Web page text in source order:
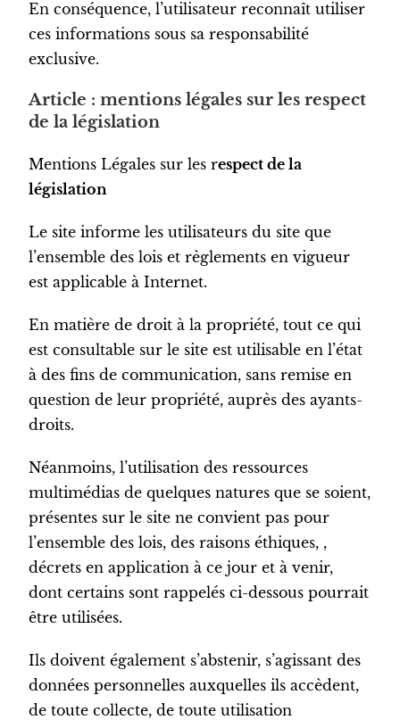
En conséquence, l’utilisateur reconnaît utiliser
ces informations sous sa responsabilité
exclusive.
Article : mentions légales sur les respect
de la législation
Mentions Légales sur les respect de la
législation
Le site informe les utilisateurs du site que
l’ensemble des lois et règlements en vigueur
est applicable à Internet.
En matière de droit à la propriété, tout ce qui
est consultable sur le site est utilisable en l’état
à des fins de communication, sans remise en
question de leur propriété, auprès des ayants-
droits.
Néanmoins, l’utilisation des ressources
multimédias de quelques natures que se soient,
présentes sur le site ne convient pas pour
l’ensemble des lois, des raisons éthiques, ,
décrets en application à ce jour et à venir,
dont certains sont rappelés ci-dessous pourrait
être utilisées.
Ils doivent également s’abstenir, s’agissant des
données personnelles auxquelles ils accèdent,
de toute collecte, de toute utilisation